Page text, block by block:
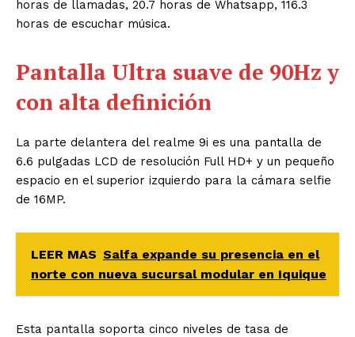
horas de llamadas, 20.7 horas de Whatsapp, 116.3
horas de escuchar música.
Pantalla Ultra suave de 90Hz y
con alta definición
La parte delantera del realme 9i es una pantalla de
6.6 pulgadas LCD de resolución Full HD+ y un pequeño
espacio en el superior izquierdo para la cámara selfie
de 16MP.
LEER MAS Salfa expande su presencia en el
norte con nueva sucursal modular en Iquique
Esta pantalla soporta cinco niveles de tasa de